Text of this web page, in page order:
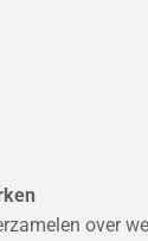
over